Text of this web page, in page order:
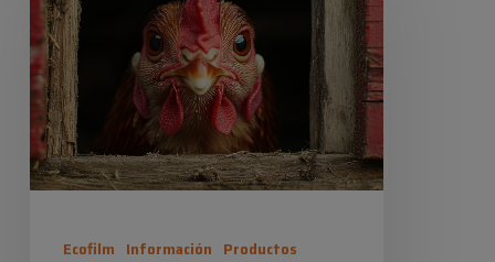
animales:
gallineros,
ponederos,
casetas
para
perros
Ecofilm Información Productos